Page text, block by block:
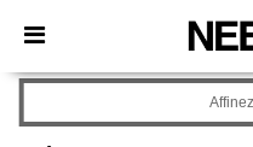
× Appli Needen
Meilleurs prix sur l’app